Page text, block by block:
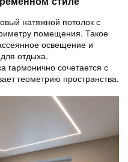
натяжной потолок с
помещения. Такое
освещение и
отдыха.
гармонично сочетается с
геометрию пространства.